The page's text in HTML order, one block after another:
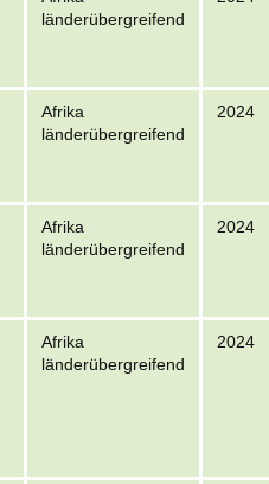
länderübergreifend
Afrika
länderübergreifend
2024
Afrika
länderübergreifend
2024
Afrika
länderübergreifend
2024